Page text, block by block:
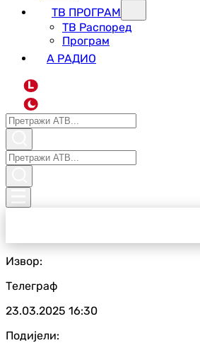
ТВ ПРОГРАМ
ТВ Распоред
Програм
А РАДИО
L
Извор:
Телеграф
23.03.2025 16:30
Подијели: